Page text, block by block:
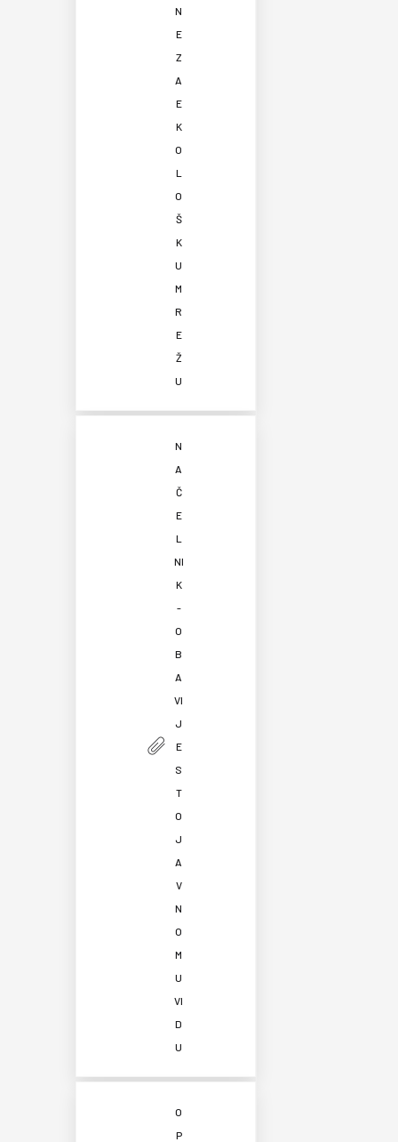
N
E
Z
A
E
K
O
L
O
Š
K
U
M
R
E
Ž
U
N
A
Č
E
L
NI
K
-
O
B
A
VI
J
E
S
T
O
J
A
V
N
O
M
U
VI
D
U
O
P